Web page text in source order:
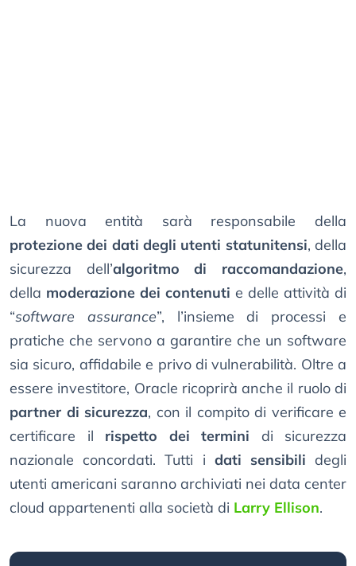
La nuova entità sarà responsabile della
protezione dei dati degli utenti statunitensi, della
sicurezza dell’algoritmo di raccomandazione,
della moderazione dei contenuti e delle attività di
“software assurance”, l’insieme di processi e
pratiche che servono a garantire che un software
sia sicuro, affidabile e privo di vulnerabilità. Oltre a
essere investitore, Oracle ricoprirà anche il ruolo di
partner di sicurezza, con il compito di verificare e
certificare il rispetto dei termini di sicurezza
nazionale concordati. Tutti i dati sensibili degli
utenti americani saranno archiviati nei data center
cloud appartenenti alla società di Larry Ellison.